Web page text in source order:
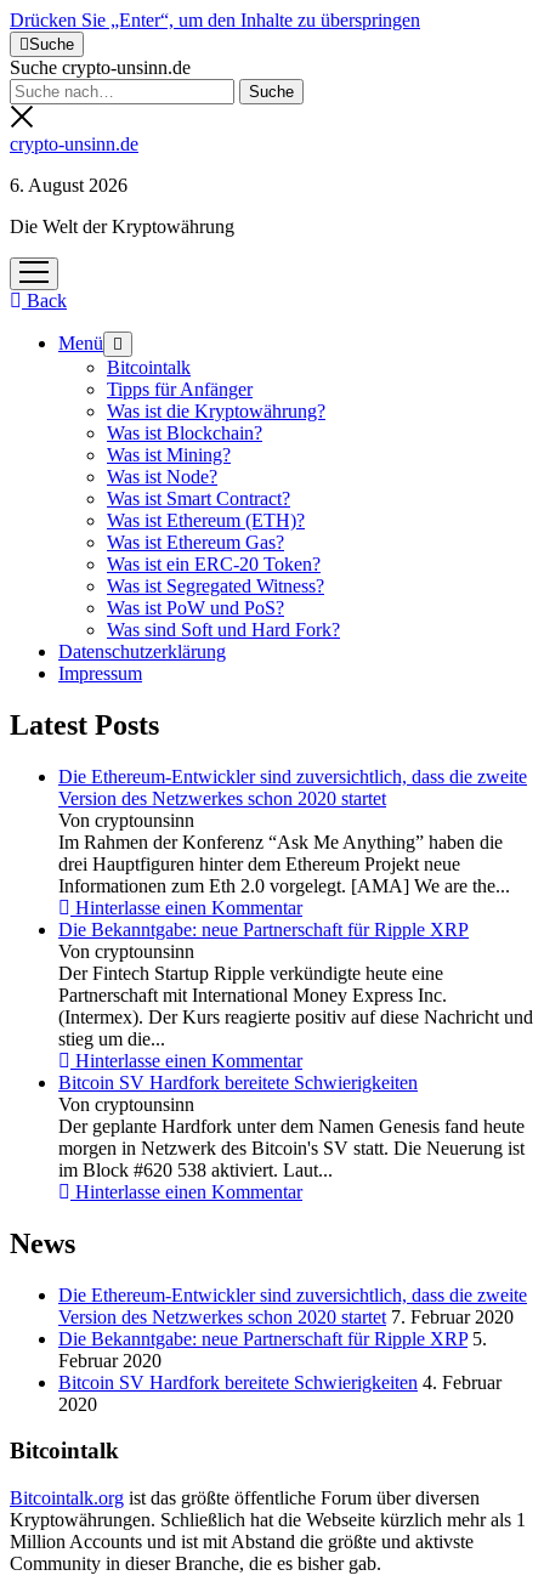
Drücken Sie „Enter“, um den Inhalte zu überspringen
Suche
Suche crypto-unsinn.de
crypto-unsinn.de
6. August 2026
Die Welt der Kryptowährung
Menü
öffnen
Back
Menü
Menü
öffnen
Bitcointalk
Tipps für Anfänger
Was ist die Kryptowährung?
Was ist Blockchain?
Was ist Mining?
Was ist Node?
Was ist Smart Contract?
Was ist Ethereum (ETH)?
Was ist Ethereum Gas?
Was ist ein ERC-20 Token?
Was ist Segregated Witness?
Was ist PoW und PoS?
Was sind Soft und Hard Fork?
Datenschutzerklärung
Impressum
Latest Posts
Die Ethereum-Entwickler sind zuversichtlich, dass die zweite
Version des Netzwerkes schon 2020 startet
Von cryptounsinn
Im Rahmen der Konferenz “Ask Me Anything” haben die
drei Hauptfiguren hinter dem Ethereum Projekt neue
Informationen zum Eth 2.0 vorgelegt. [AMA] We are the...
Hinterlasse einen Kommentar
Die Bekanntgabe: neue Partnerschaft für Ripple XRP
Von cryptounsinn
Der Fintech Startup Ripple verkündigte heute eine
Partnerschaft mit International Money Express Inc.
(Intermex). Der Kurs reagierte positiv auf diese Nachricht und
stieg um die...
Hinterlasse einen Kommentar
Bitcoin SV Hardfork bereitete Schwierigkeiten
Von cryptounsinn
Der geplante Hardfork unter dem Namen Genesis fand heute
morgen in Netzwerk des Bitcoin's SV statt. Die Neuerung ist
im Block #620 538 aktiviert. Laut...
Hinterlasse einen Kommentar
News
Die Ethereum-Entwickler sind zuversichtlich, dass die zweite
Version des Netzwerkes schon 2020 startet 7. Februar 2020
Die Bekanntgabe: neue Partnerschaft für Ripple XRP 5.
Februar 2020
Bitcoin SV Hardfork bereitete Schwierigkeiten 4. Februar
2020
Bitcointalk
Bitcointalk.org ist das größte öffentliche Forum über diversen
Kryptowährungen. Schließlich hat die Webseite kürzlich mehr als 1
Million Accounts und ist mit Abstand die größte und aktivste
Community in dieser Branche, die es bisher gab.